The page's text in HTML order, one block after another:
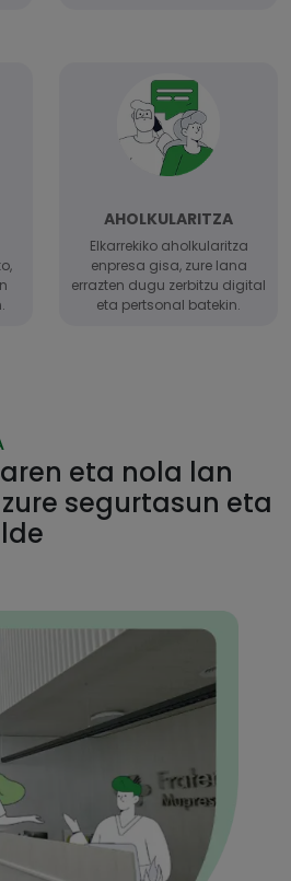
AHOLKULARITZA
Elkarrekiko aholkularitza
enpresa gisa, zure lana
errazten dugu zerbitzu digital
eta pertsonal batekin.
eta nola lan
segurtasun eta